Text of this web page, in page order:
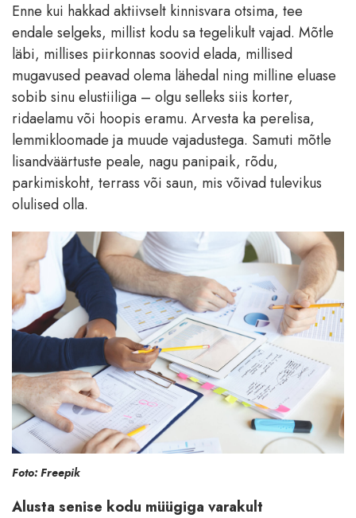
Enne kui hakkad aktiivselt kinnisvara otsima, tee
endale selgeks, millist kodu sa tegelikult vajad. Mõtle
läbi, millises piirkonnas soovid elada, millised
mugavused peavad olema lähedal ning milline eluase
sobib sinu elustiiliga – olgu selleks siis korter,
ridaelamu või hoopis eramu. Arvesta ka perelisa,
lemmikloomade ja muude vajadustega. Samuti mõtle
lisandväärtuste peale, nagu panipaik, rõdu,
parkimiskoht, terrass või saun, mis võivad tulevikus
olulised olla.
Foto: Freepik
Alusta senise kodu müügiga varakult